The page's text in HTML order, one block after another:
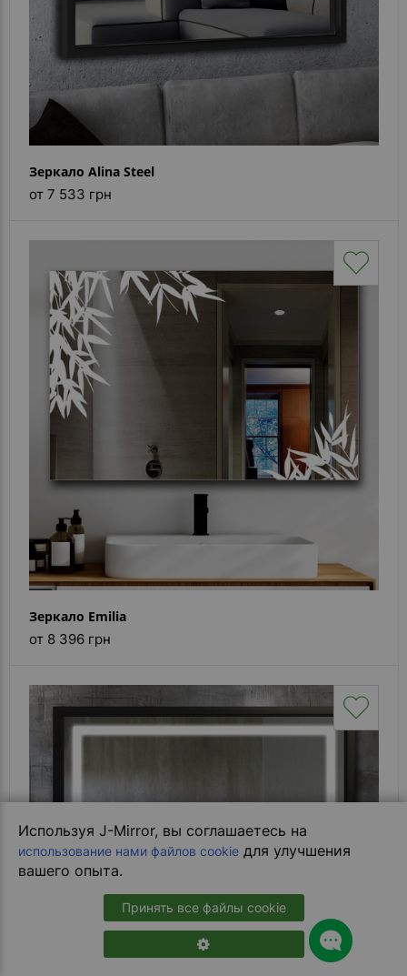
Используя J-Mirror, вы соглашаетесь на
использование нами файлов cookie для улучшения
вашего опыта.
Принять все файлы cookie
Зеркало Alina Steel
от 7 533 грн
Зеркало Emilia
от 8 396 грн